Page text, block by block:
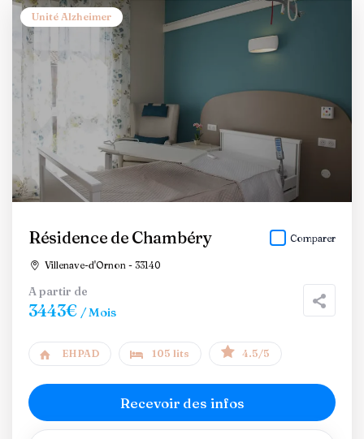
Unité Alzheimer
Résidence de Chambéry
Villenave-d'Ornon - 33140
Comparer
A partir de
3443€ / Mois
EHPAD 105 lits 4.5/5
Recevoir des infos